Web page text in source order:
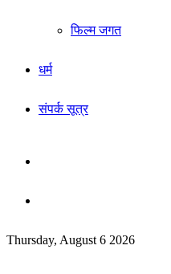
फिल्म जगत
धर्म
संपर्क सूत्र
for
Thursday, August 6 2026